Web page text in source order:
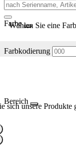
Farbe
Wählen Sie eine
Farbkodierung
Bereich
sich unsere